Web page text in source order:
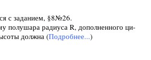
с заданием, §8№26.
полушара радиуса R, дополненного ци-
должна (Подробнее...)